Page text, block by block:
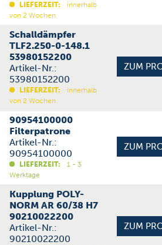
LIEFERZEIT:
innerhalb
von 2 Wochen
Schalldämpfer
TLF2.250-0-148.1
53980152200
Artikel-Nr.:
53980152200
LIEFERZEIT:
innerhalb
von 2 Wochen
90954100000
Filterpatrone
Artikel-Nr.:
90954100000
LIEFERZEIT:
1 - 3
Werktage
Kupplung POLY-
NORM AR 60/38 H7
90210022200
Artikel-Nr.:
90210022200